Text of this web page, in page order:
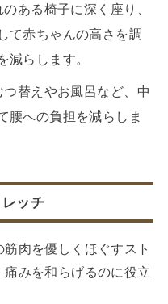
ある椅子に深く座り、
て赤ちゃんの高さを調
減らします。
つ替えやお風呂など、中
腰への負担を減らしま
ッチ
肉を優しくほぐすスト
みを和らげるのに役立